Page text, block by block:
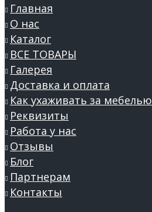
Главная
О нас
Каталог
ВСЕ ТОВАРЫ
Галерея
Доставка и оплата
Как ухаживать за мебелью
Реквизиты
Работа у нас
Отзывы
Блог
Партнерам
Контакты